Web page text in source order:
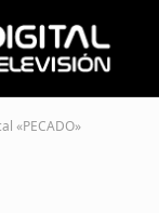
«PECADO»